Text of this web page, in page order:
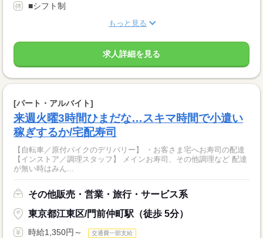
■シフト制
もっと見る
求人詳細を見る
[パート・アルバイト]
来週火曜3時間ひまだな…スキマ時間で小遣い
稼ぎするか/宅配寿司
【自転車／原付バイクのデリバリー】 ・お客さま宅へお寿司の配達
【インストア／調理スタッフ】 メインお寿司、その他調理など 配達
が無い時はみん...
その他販売・営業・旅行・サービス系
東京都江東区/門前仲町駅（徒歩 5分）
時給1,350円～ 交通費一部支給